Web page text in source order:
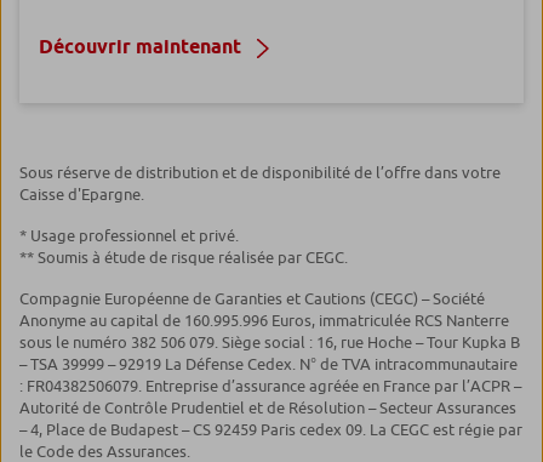
Découvrir maintenant
Sous réserve de distribution et de disponibilité de l’offre dans votre
Caisse d'Epargne.
* Usage professionnel et privé.
** Soumis à étude de risque réalisée par CEGC.
Compagnie Européenne de Garanties et Cautions (CEGC) – Société
Anonyme au capital de 160.995.996 Euros, immatriculée RCS Nanterre
sous le numéro 382 506 079. Siège social : 16, rue Hoche – Tour Kupka B
– TSA 39999 – 92919 La Défense Cedex. N° de TVA intracommunautaire
: FR04382506079. Entreprise d’assurance agréée en France par l’ACPR –
Autorité de Contrôle Prudentiel et de Résolution – Secteur Assurances
– 4, Place de Budapest – CS 92459 Paris cedex 09. La CEGC est régie par
le Code des Assurances.